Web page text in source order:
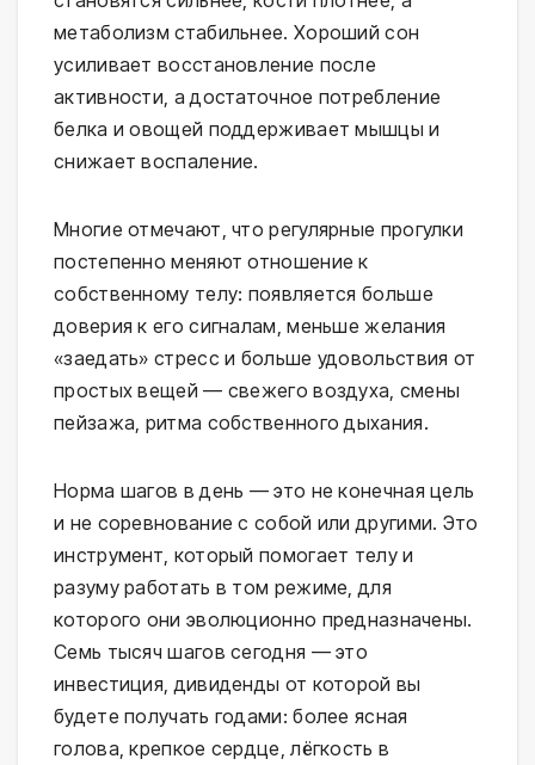
метаболизм стабильнее. Хороший сон
усиливает восстановление после
активности, а достаточное потребление
белка и овощей поддерживает мышцы и
снижает воспаление.
Многие отмечают, что регулярные прогулки
постепенно меняют отношение к
собственному телу: появляется больше
доверия к его сигналам, меньше желания
«заедать» стресс и больше удовольствия от
простых вещей — свежего воздуха, смены
пейзажа, ритма собственного дыхания.
Норма шагов в день — это не конечная цель
и не соревнование с собой или другими. Это
инструмент, который помогает телу и
разуму работать в том режиме, для
которого они эволюционно предназначены.
Семь тысяч шагов сегодня — это
инвестиция, дивиденды от которой вы
будете получать годами: более ясная
голова, крепкое сердце, лёгкость в